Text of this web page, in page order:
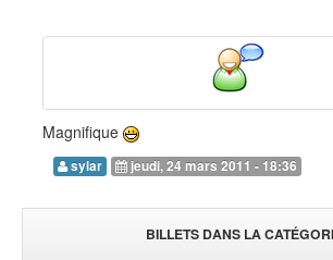
Magnifique
sylar jeudi, 24 mars 2011 - 18:36
BILLETS DANS LA